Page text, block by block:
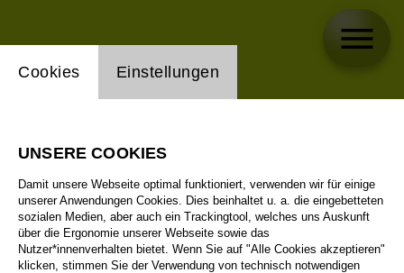
Einstellung Website Cookie
Cookies Einstellungen
UNSERE COOKIES
Damit unsere Webseite optimal funktioniert, verwenden wir für einige
unserer Anwendungen Cookies. Dies beinhaltet u. a. die eingebetteten
sozialen Medien, aber auch ein Trackingtool, welches uns Auskunft
über die Ergonomie unserer Webseite sowie das
Nutzer*innenverhalten bietet. Wenn Sie auf "Alle Cookies akzeptieren"
klicken, stimmen Sie der Verwendung von technisch notwendigen